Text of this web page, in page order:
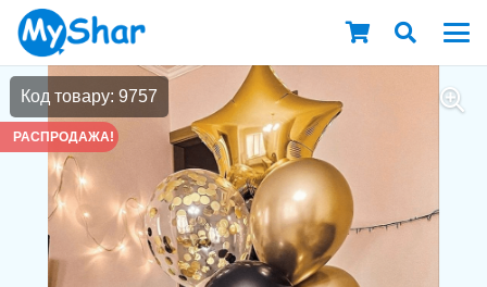
Код товару: 9757
РАСПРОДАЖА!